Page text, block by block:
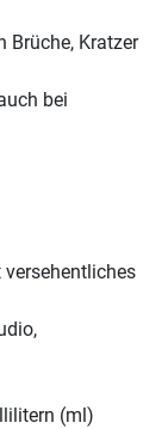
Brüche, Kratzer
bei
versehentliches
(ml)